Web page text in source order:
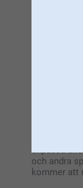
diskutera
En
Är du på
praktisk
enkelt att
anpassa
och andra
kommer att